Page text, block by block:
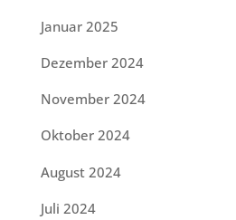
Januar 2025
Dezember 2024
November 2024
Oktober 2024
August 2024
Juli 2024